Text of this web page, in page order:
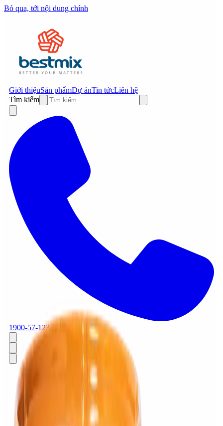
Bỏ qua, tới nội dung chính
Giới thiệuSản phẩmDự ánTin tứcLiên hệ
Tìm kiếm
1900-57-1234